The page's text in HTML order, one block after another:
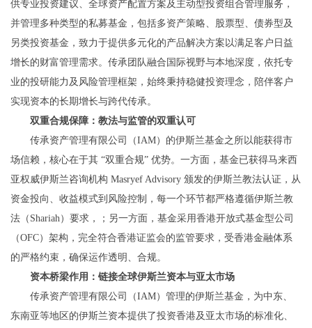
供专业投资建议、全球资产配置方案及主动型投资组合管理服务，
并管理多种类型的私募基金，包括多资产策略、股票型、债券型及
另类投资基金，致力于提供多元化的产品解决方案以满足客户日益
增长的财富管理需求。传承团队融合国际视野与本地深度，依托专
业的投研能力及风险管理框架，始终秉持稳健投资理念，陪伴客户
实现资本的长期增长与跨代传承。
双重合规保障：教法与监管的双重认可
传承资产管理有限公司（IAM）的伊斯兰基金之所以能获得市
场信赖，核心在于其 “双重合规” 优势。一方面，基金已获得马来西
亚权威伊斯兰咨询机构 Masryef Advisory 颁发的伊斯兰教法认证，从
资金投向、收益模式到风险控制，每一个环节都严格遵循伊斯兰教
法（Shariah）要求，；另一方面，基金采用香港开放式基金型公司
（OFC）架构，完全符合香港证监会的监管要求，受香港金融体系
的严格约束，确保运作透明、合规。
资本桥梁作用：链接全球伊斯兰资本与亚太市场
传承资产管理有限公司（IAM）管理的伊斯兰基金，为中东、
东南亚等地区的伊斯兰资本提供了投资香港及亚太市场的标准化、